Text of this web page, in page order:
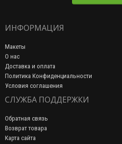
ИНФОРМАЦИЯ
Макеты
О нас
Доставка и оплата
Политика Конфиденциальности
Условия соглашения
СЛУЖБА ПОДДЕРЖКИ
Обратная связь
Возврат товара
Карта сайта